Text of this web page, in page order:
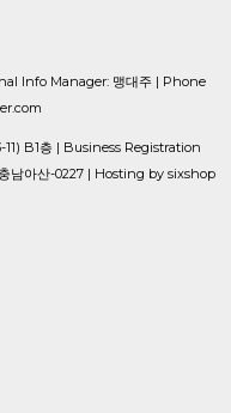
Info Manager: 맹대주 | Phone
11) B1층 | Business Registration
남아산-0227 | Hosting by sixshop